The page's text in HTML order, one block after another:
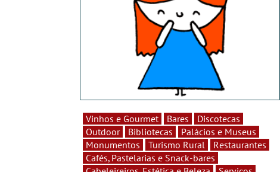
Vinhos e Gourmet Bares
Discotecas
Outdoor
Bibliotecas
Palácios e Museus
Monumentos
Turismo Rural
Restaurantes
Cafés, Pastelarias e Snack-bares